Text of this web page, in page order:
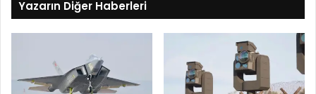
Yazarın Diğer Haberleri